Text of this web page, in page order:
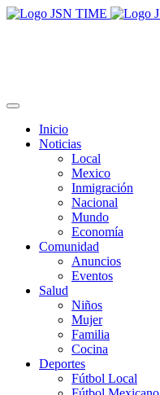
Inicio
Noticias
Local
Mexico
Inmigración
Nacional
Mundo
Economía
Comunidad
Anuncios
Eventos
Salud
Niños
Mujer
Familia
Cocina
Deportes
Fútbol Local